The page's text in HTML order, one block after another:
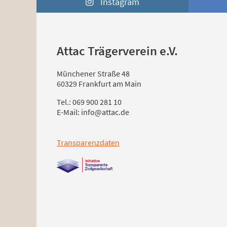
Attac Trägerverein e.V.
Münchener Straße 48
60329 Frankfurt am Main
Tel.: 069 900 281 10
E-Mail: info@attac.de
Transparenzdaten